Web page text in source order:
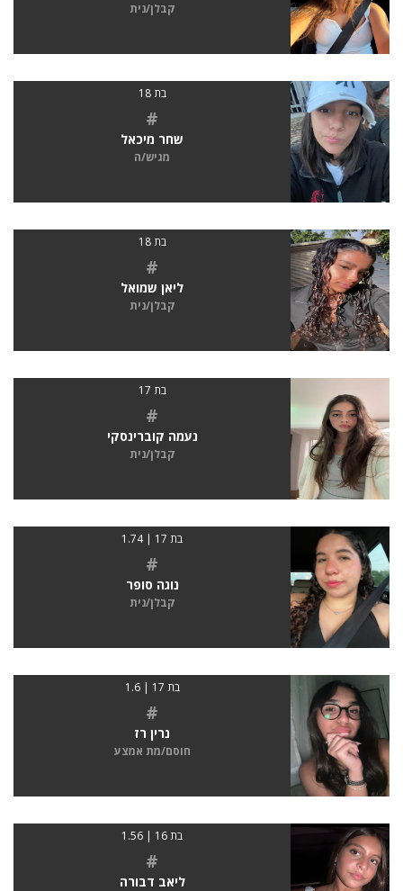
קבלן/נית
בת 18
#
שחר מיכאל
מגיש/ה
בת 18
#
ליאן שמואל
קבלן/נית
בת 17
#
נעמה קוברינסקי
קבלן/נית
בת 17 | 1.74
#
נוגה סופר
קבלן/נית
בת 17 | 1.6
#
נרין רז
חוסם/מת אמצע
בת 16 | 1.56
#
ליאב דבורה